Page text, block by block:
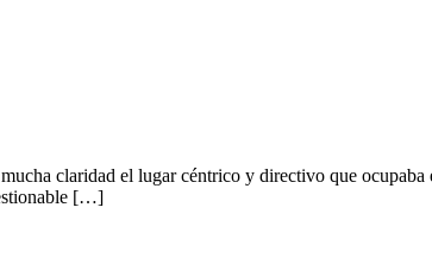
claridad el lugar céntrico y directivo que ocupaba
[…]